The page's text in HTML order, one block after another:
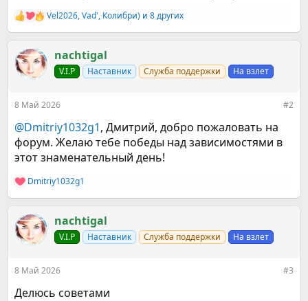
Р
е
к
ц
и
Vel2026,Vad', Колибри) и 8 других
nachtigal
V.I.P Наставник Служба поддержки На взлет
8 Май 2026 #2
@Dmitriy1032g1, Дмитрий, добро пожаловать на
форум. Желаю тебе победы над зависимостями в
этот знаменательный день!
Р
е
к
ц
и
Dmitriy1032g1
nachtigal
V.I.P Наставник Служба поддержки На взлет
8 Май 2026 #3
Делюсь советами